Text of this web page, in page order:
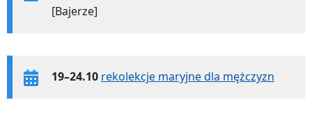
[Bajerze]
19–24.10 rekolekcje maryjne dla mężczyzn